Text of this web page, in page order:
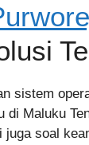
sistem
di Maluku
juga soal